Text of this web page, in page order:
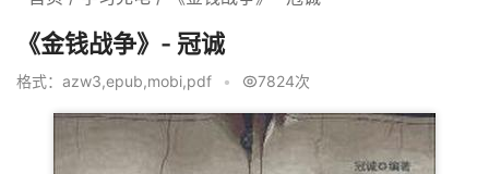
《金钱战争》- 冠诚
格式：azw3,epub,mobi,pdf • 7824次